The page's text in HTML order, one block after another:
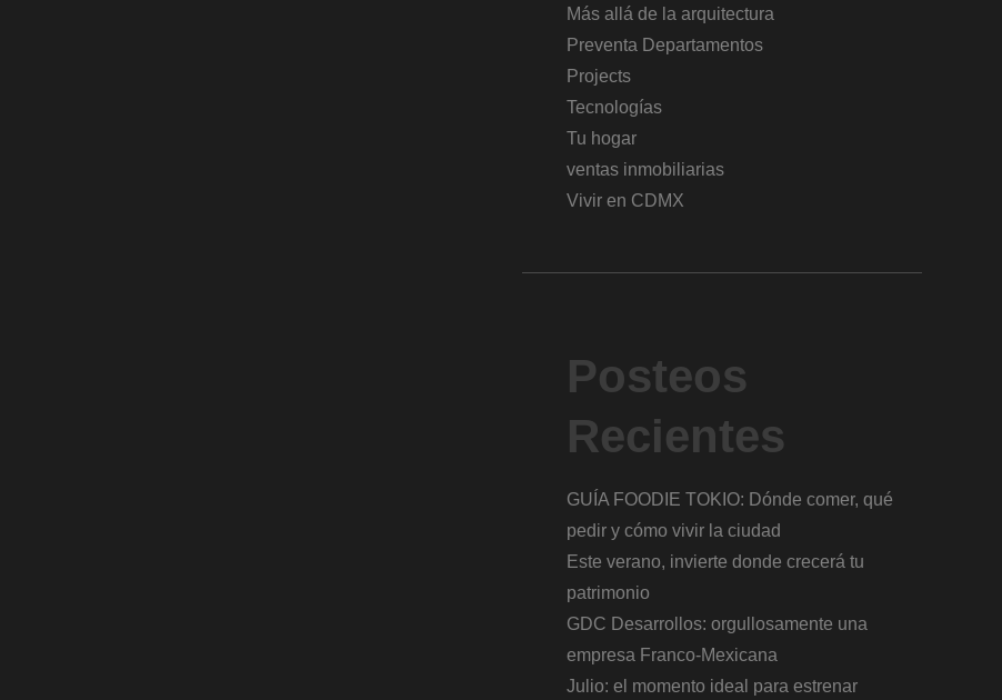
Más allá de la arquitectura
Preventa Departamentos
Projects
Tecnologías
Tu hogar
ventas inmobiliarias
Vivir en CDMX
Posteos
Recientes
GUÍA FOODIE TOKIO: Dónde comer, qué
pedir y cómo vivir la ciudad
Este verano, invierte donde crecerá tu
patrimonio
GDC Desarrollos: orgullosamente una
empresa Franco-Mexicana
Julio: el momento ideal para estrenar